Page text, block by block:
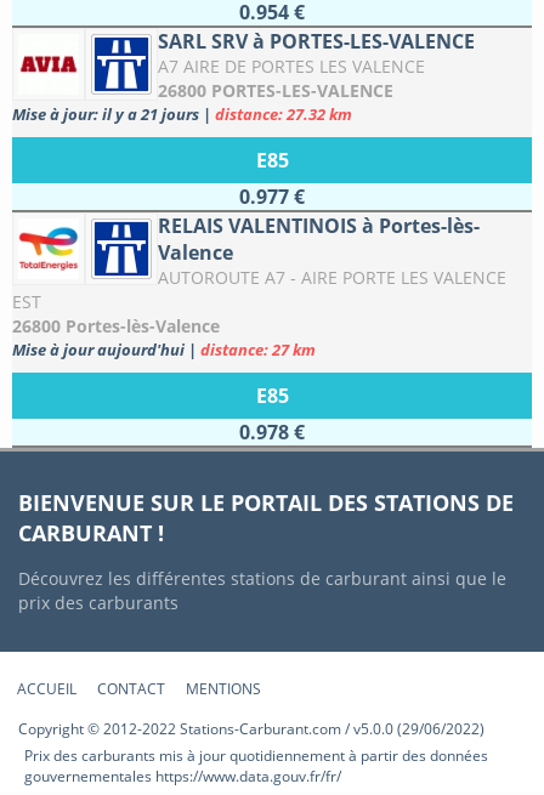
0.954 €
SARL SRV à PORTES-LES-VALENCE
A7 AIRE DE PORTES LES VALENCE
26800 PORTES-LES-VALENCE
Mise à jour: il y a 21 jours | distance: 27.32 km
E85
0.977 €
RELAIS VALENTINOIS à Portes-lès-
Valence
AUTOROUTE A7 - AIRE PORTE LES VALENCE
EST
26800 Portes-lès-Valence
Mise à jour aujourd'hui | distance: 27 km
E85
0.978 €
BIENVENUE SUR LE PORTAIL DES STATIONS DE
CARBURANT !
Découvrez les différentes stations de carburant ainsi que le
prix des carburants
ACCUEIL CONTACT
MENTIONS
Copyright © 2012-2022 Stations-Carburant.com / v5.0.0 (29/06/2022)
Prix des carburants mis à jour quotidiennement à partir des données
gouvernementales https://www.data.gouv.fr/fr/